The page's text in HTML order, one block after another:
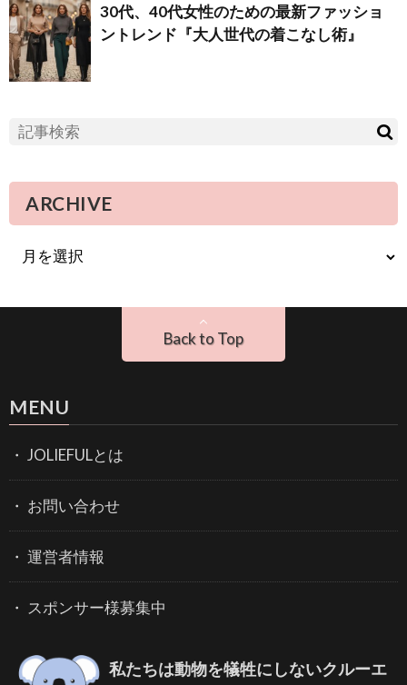
30代、40代女性のための最新ファッショ
ントレンド『大人世代の着こなし術』
ARCHIVE
Back to Top
MENU
JOLIEFULとは
お問い合わせ
運営者情報
スポンサー様募集中
私たちは動物を犠牲にしないクルーエ